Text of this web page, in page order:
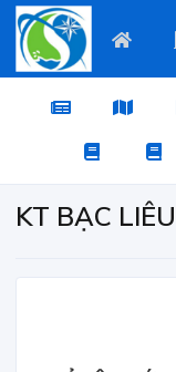
KT BẠC LIÊU